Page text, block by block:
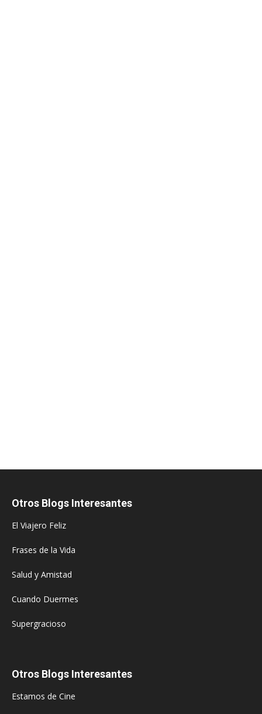
Otros Blogs Interesantes
El Viajero Feliz
Frases de la Vida
Salud y Amistad
Cuando Duermes
Supergracioso
Otros Blogs Interesantes
Estamos de Cine